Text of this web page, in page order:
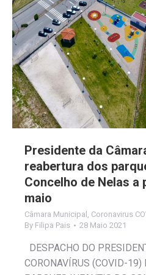
Presidente da
reabertura dos
Concelho de Nelas a
maio
Câmara Municipal Coronavirus
By Filipa Pais 28 Maio 2021
DESPACHO DO
CORONAVÍRUS (COVID-19)